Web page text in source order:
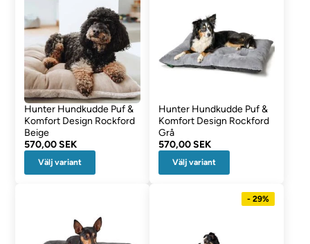
Hunter Hundkudde Puf &
Komfort Design Rockford
Beige
570,00 SEK
Välj variant
Hunter Hundkudde Puf &
Komfort Design Rockford
Grå
570,00 SEK
Välj variant
- 29%